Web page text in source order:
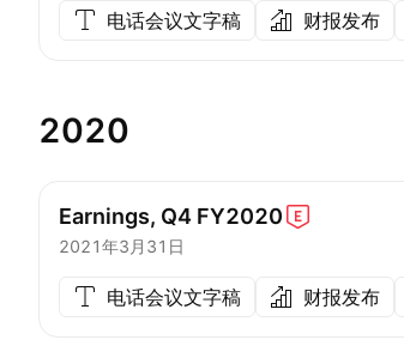
电话会议文字稿 财报发布
2020
Earnings, Q4 FY2020
2021年3月31日
电话会议文字稿 财报发布